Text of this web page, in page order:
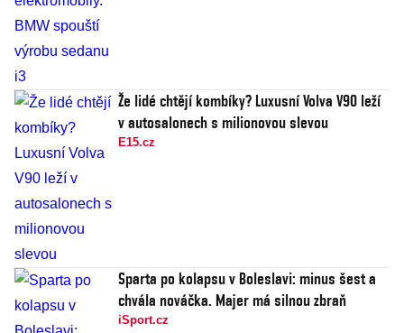
Že lidé chtějí kombíky? Luxusní Volva V90 leží
v autosalonech s milionovou slevou
E15.cz
Sparta po kolapsu v Boleslavi: minus šest a
chvála nováčka. Majer má silnou zbraň
iSport.cz